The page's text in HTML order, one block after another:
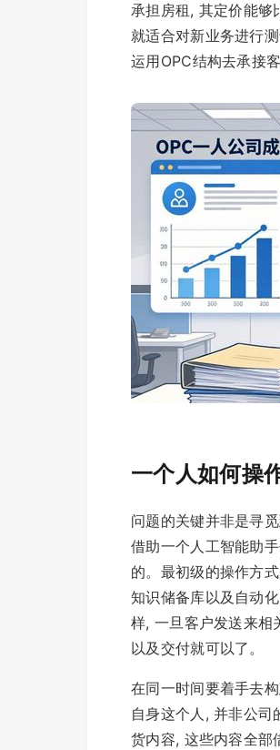
承担房租, 其定价能够
就适合对新业务进行
运用OPC结构去承接
一个人如何操
问题的关键并非是寻
借助一个人工智能助
的。最初级的操作方
知识储备库以及自动
样, 一旦客户发送来相
以及交付就可以了。
在同一时间要着手去
自身这个人, 并非公
货内容, 这些内容全部